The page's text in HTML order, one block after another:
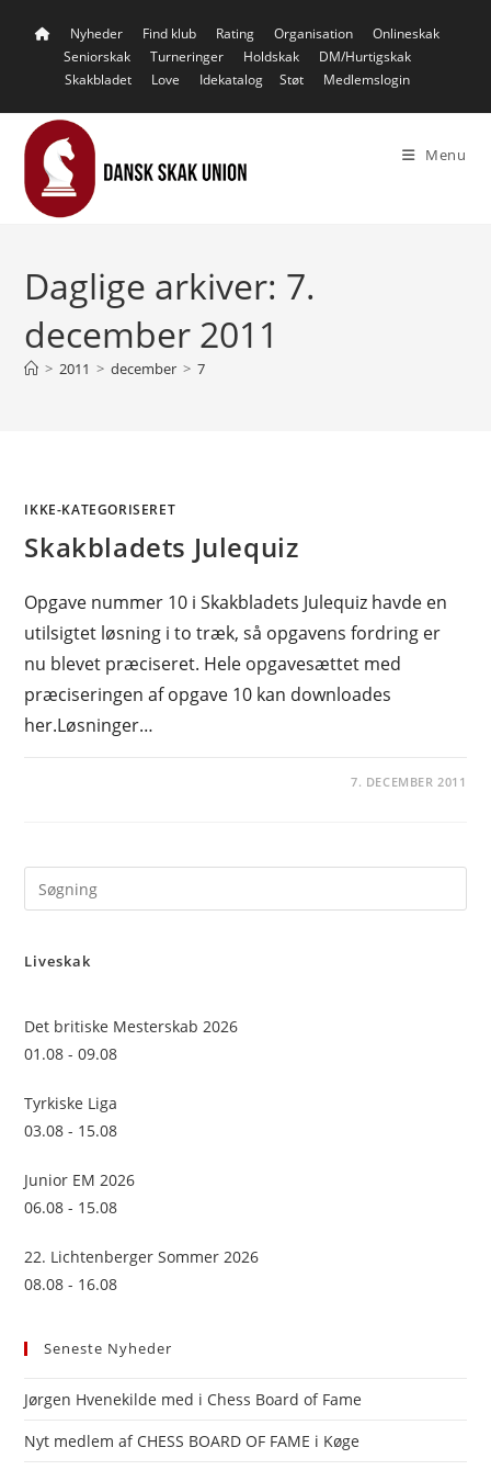
Nyheder Find klub Rating Organisation
Onlineskak
Seniorskak
Turneringer Holdskak
DM/Hurtigskak
Skakbladet
Love Idekatalog Støt Medlemslogin
Menu
Daglige arkiver: 7.
december 2011
> 2011 > december > 7
IKKE-KATEGORISERET
Skakbladets Julequiz
Opgave nummer 10 i Skakbladets Julequiz havde en
utilsigtet løsning i to træk, så opgavens fordring er
nu blevet præciseret. Hele opgavesættet med
præciseringen af opgave 10 kan downloades
her.Løsninger…
7. DECEMBER 2011
Liveskak
Det britiske Mesterskab 2026
01.08 - 09.08
Tyrkiske Liga
03.08 - 15.08
Junior EM 2026
06.08 - 15.08
22. Lichtenberger Sommer 2026
08.08 - 16.08
Seneste Nyheder
Jørgen Hvenekilde med i Chess Board of Fame
Nyt medlem af CHESS BOARD OF FAME i Køge